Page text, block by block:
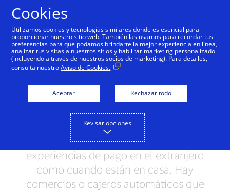
VIAJES
Lo que debes saber
sobre la conversión
dinámica de divisas
Visa quiere dar a los consumidores
experiencias de pago en el extranjero
como cuando están en casa. Hay
comercios o cajeros automáticos que
Cookies
Utilizamos cookies y tecnologías similares donde es esencial para
proporcionar nuestro sitio web. También las usamos para recordar tus
preferencias para que podamos brindarte la mejor experiencia en línea,
analizar tus visitas a nuestros sitios y habilitar marketing personalizado
(incluyendo a través de nuestros socios de marketing). Para detalles,
consulta nuestroAviso de Cookies.
Aceptar Rechazar todo
Revisar opciones